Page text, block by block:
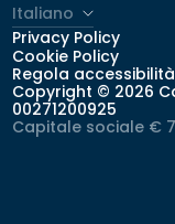
Italiano
Privacy Policy
Cookie Policy
Regola accessibilità
Copyright © 2026
00271200925
Capitale sociale €